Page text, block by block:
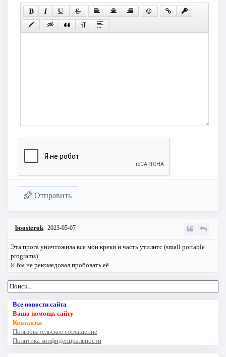
Отправить
boosterok 2023-05-07
Эта прога уничтожила все мои креки и часть утилитс (small portable
programs).
Я бы не рекомедовал пробовать её.
Все новости сайта
Ваша помощь сайту
Контакты
Пользовательское соглашение
Политика конфиденциальности